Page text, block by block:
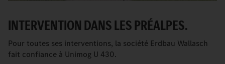
INTERVENTION DANS LES PRÉALPES.
Pour toutes ses interventions, la société Erdbau Wallasch
fait confiance à Unimog U 430.